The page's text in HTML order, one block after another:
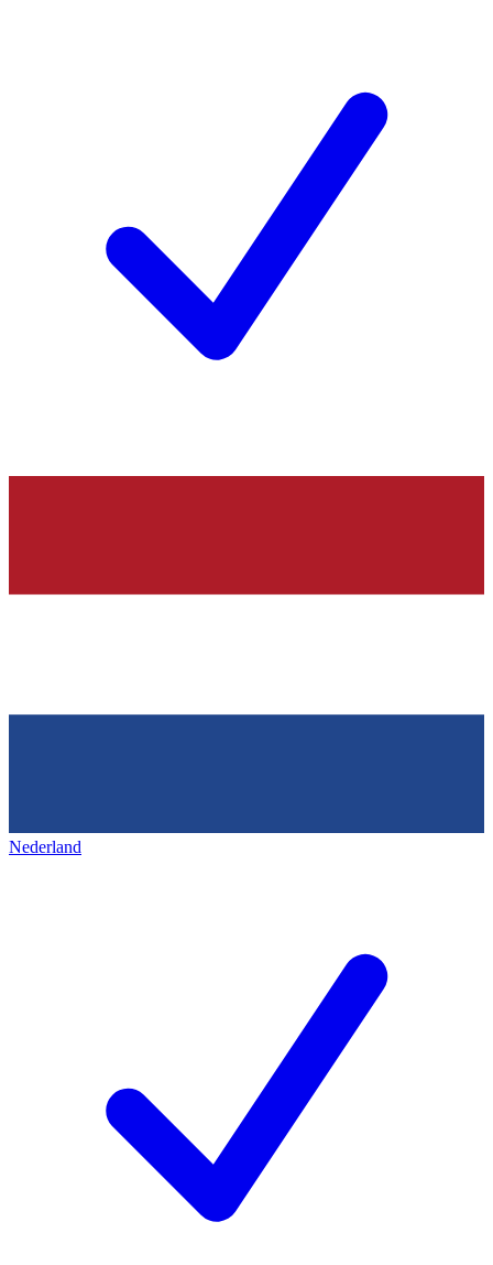
Nederland